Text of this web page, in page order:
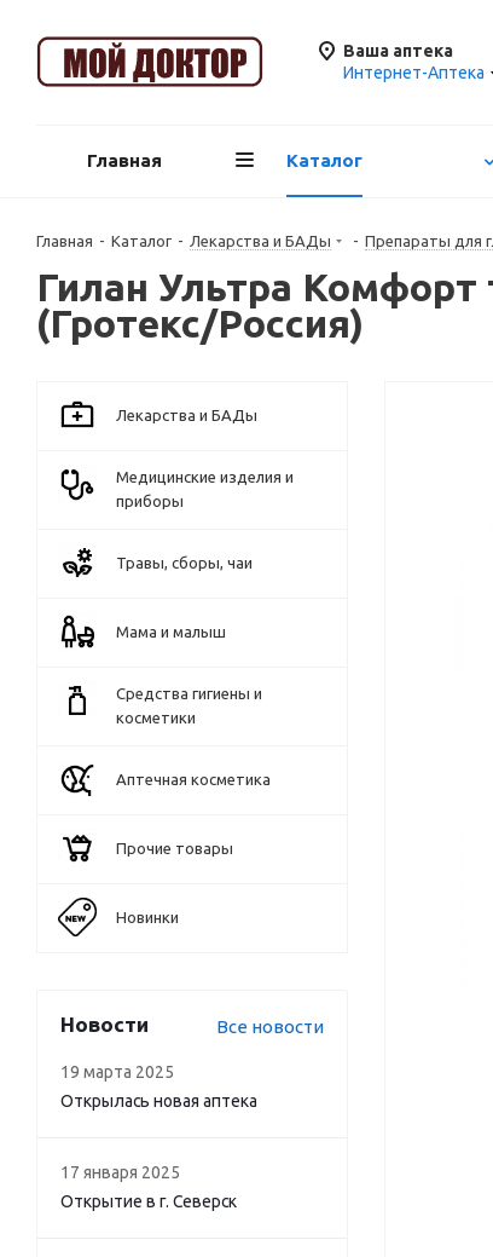
Ваша аптека
Интернет-Аптека
Главная Каталог
Главная - Каталог - Лекарства и БАДы - Препараты для
Гилан Ультра
(Гротекс/Россия)
Лекарства и БАДы
Медицинские изделия и
приборы
Травы, сборы, чаи
Мама и малыш
Средства гигиены и
косметики
Аптечная косметика
Прочие товары
Новинки
Новости Все новости
19 марта 2025
Открылась новая аптека
17 января 2025
Открытие в г. Северск